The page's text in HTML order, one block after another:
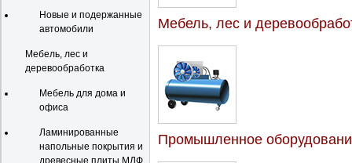
Новые и подержанные
автомобили
Мебель, лес и
деревообработка
Мебель для дома и
офиса
Ламинированные
напольные покрытия и
древесные плиты МДФ,
Мебель, лес и
Промышленное